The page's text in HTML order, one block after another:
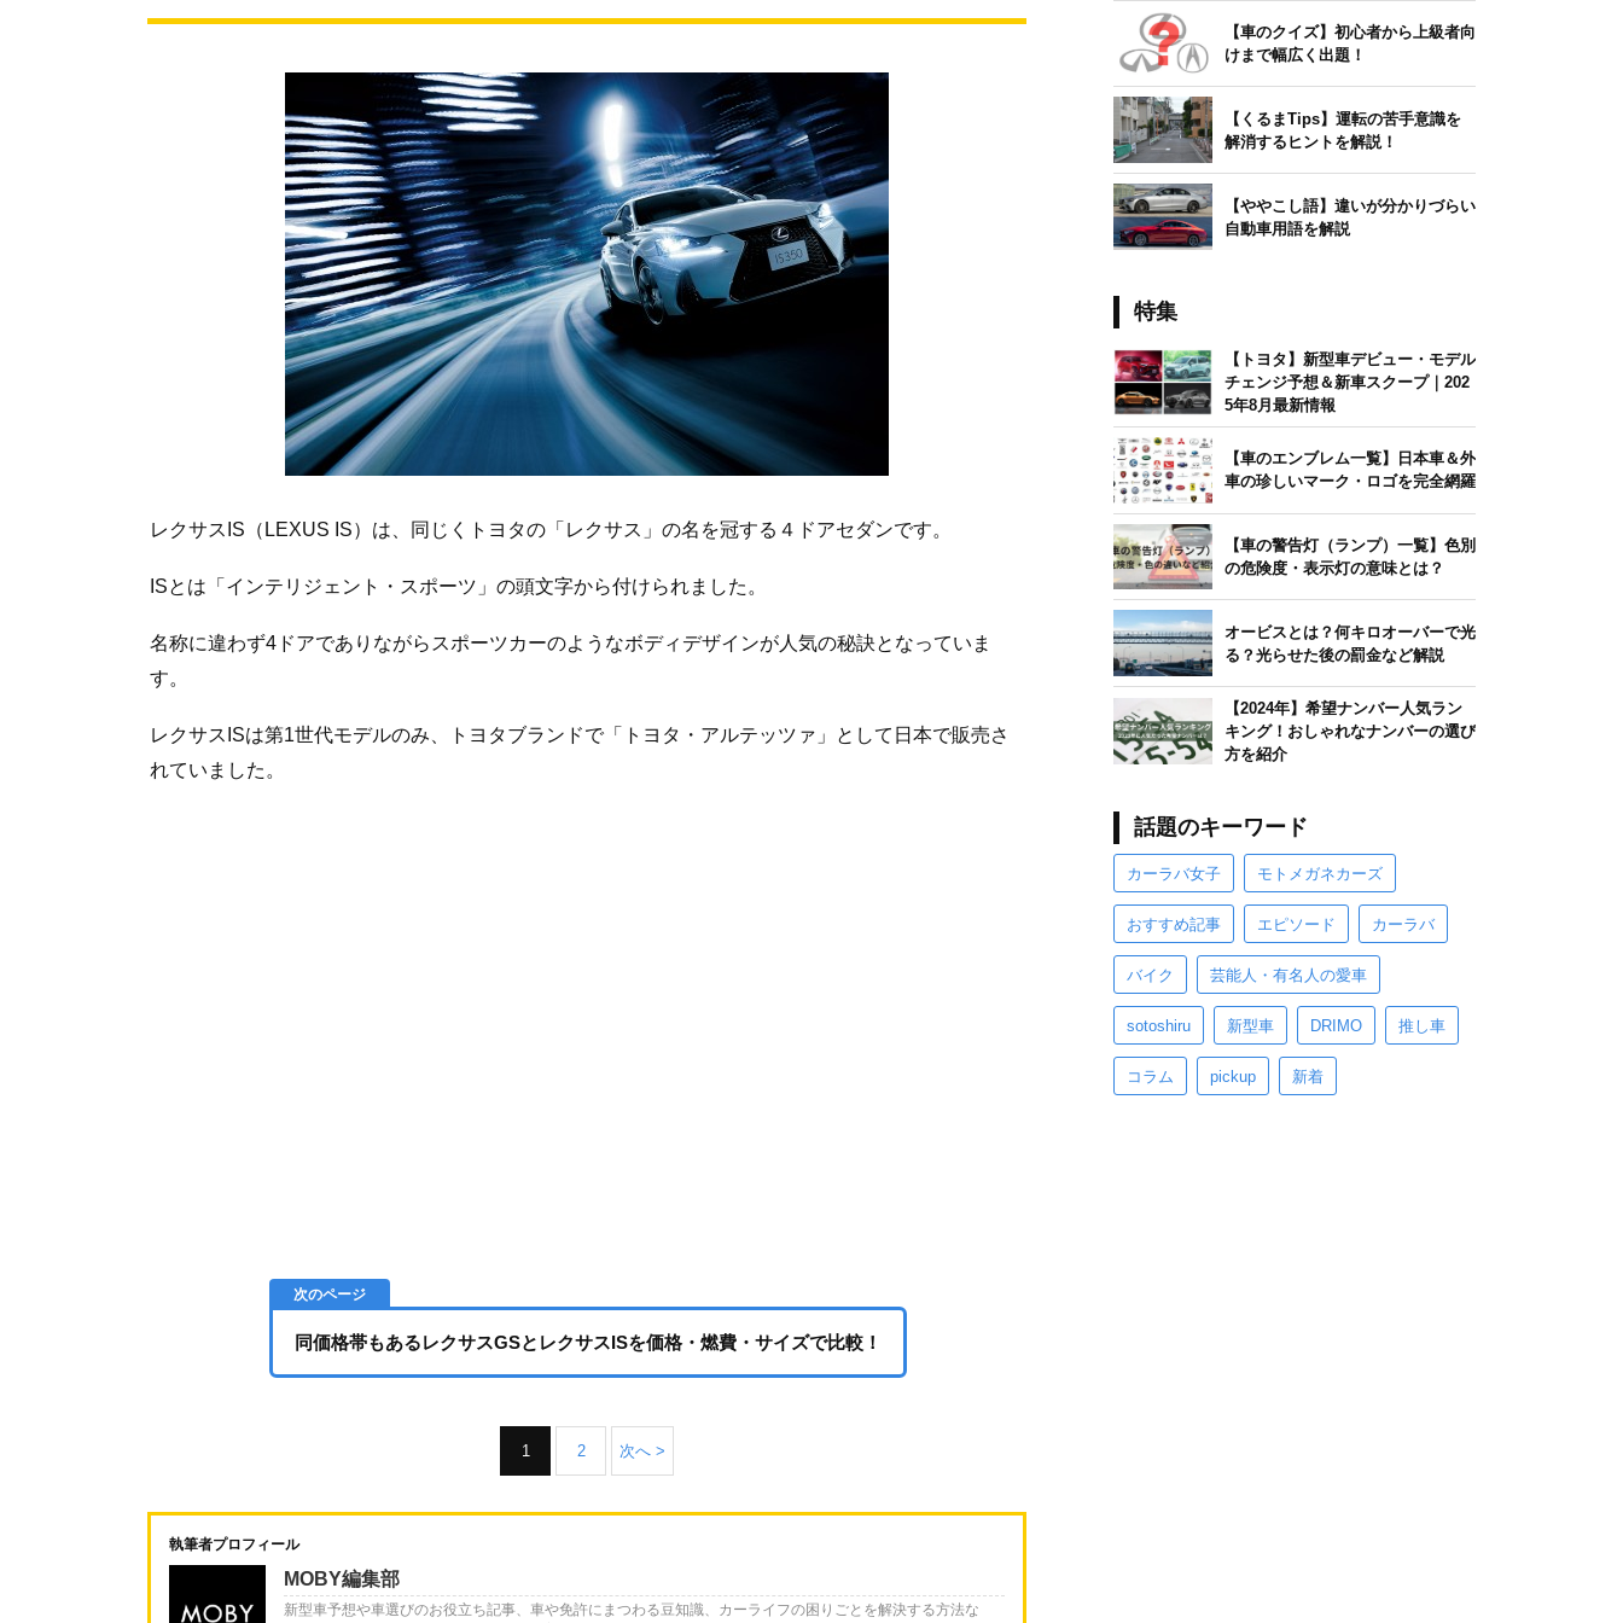
レクサスIS（LEXUS IS）は、同じくトヨタの「レクサス」の名を冠する４ドアセダンです。
ISとは「インテリジェント・スポーツ」の頭文字から付けられました。
名称に違わず4ドアでありながらスポーツカーのようなボディデザインが人気の秘訣となっていま
す。
レクサスISは第1世代モデルのみ、トヨタブランドで「トヨタ・アルテッツァ」として日本で販売さ
れていました。
同価格帯もあるレクサスGSとレクサスISを価格・燃費・サイズで比較！
1 2 次へ >
執筆者プロフィール
MOBY編集部
新型車予想や車選びのお役立ち記事、車や免許にまつわる豆知識、カーライフの困りごとを解決する方法な
【車のクイズ】初心者から上級者向
けまで幅広く出題！
【くるまTips】運転の苦手意識を
解消するヒントを解説！
【ややこし語】違いが分かりづらい
自動車用語を解説
特集
【トヨタ】新型車デビュー・モデル
チェンジ予想＆新車スクープ｜202
5年8月最新情報
【車のエンブレム一覧】日本車＆外
車の珍しいマーク・ロゴを完全網羅
【車の警告灯（ランプ）一覧】色別
の危険度・表示灯の意味とは？
オービスとは？何キロオーバーで光
る？光らせた後の罰金など解説
【2024年】希望ナンバー人気ラン
キング！おしゃれなナンバーの選び
方を紹介
話題のキーワード
カーラバ女子 モトメガネカーズ
おすすめ記事 エピソード カーラバ
バイク 芸能人・有名人の愛車
sotoshiru 新型車 DRIMO 推し車
コラム pickup 新着